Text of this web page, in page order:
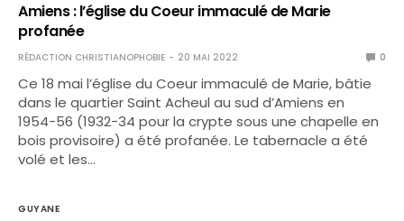
Amiens : l’église du Coeur immaculé de Marie
profanée
RÉDACTION CHRISTIANOPHOBIE 20 MAI 2022 0
Ce 18 mai l’église du Coeur immaculé de Marie, bâtie
dans le quartier Saint Acheul au sud d’Amiens en
1954-56 (1932-34 pour la crypte sous une chapelle en
bois provisoire) a été profanée. Le tabernacle a été
volé et les…
GUYANE